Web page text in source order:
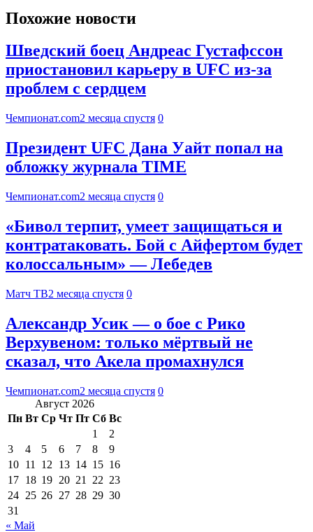
Похожие новости
Шведский боец Андреас Густафссон
приостановил карьеру в UFC из-за
проблем с сердцем
Чемпионат.com2 месяца спустя 0
Президент UFC Дана Уайт попал на
обложку журнала TIME
Чемпионат.com2 месяца спустя 0
«Бивол терпит, умеет защищаться и
контратаковать. Бой с Айфертом будет
колоссальным» — Лебедев
Матч ТВ2 месяца спустя 0
Александр Усик — о бое с Рико
Верхувеном: только мёртвый не
сказал, что Акела промахнулся
Чемпионат.com2 месяца спустя 0
Август 2026
Пн Вт Ср Чт Пт Сб Вс
1
2
3
4 5 6 7 8
9
10 11 12 13 14 15 16
17 18 19 20 21 22 23
24 25 26 27 28 29 30
31
« Май